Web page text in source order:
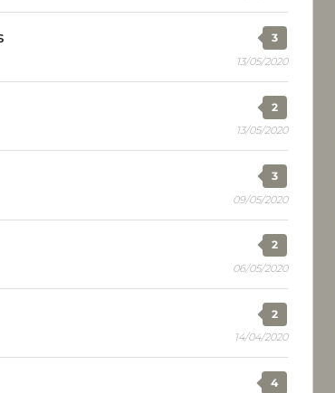
3
13/05/2020
2
13/05/2020
3
09/05/2020
2
06/05/2020
2
14/04/2020
4